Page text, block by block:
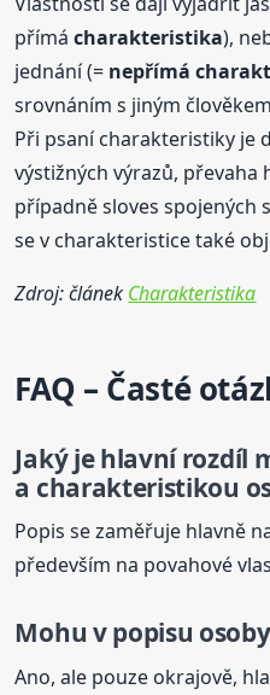
přímácharakteristika),
jednání (= nepřímá
srovnáním s jiným
Při psaní charakteristiky je
výstižných výrazů, převaha
případně sloves spojených
se v charakteristice také
Zdroj: článek Charakteristika
FAQ – Časté
Jaký je hlavní rozdíl
a charakteristikou
Popis se zaměřuje hlavně
především na povahové
Mohu v popisu
Ano, ale pouze okrajově,